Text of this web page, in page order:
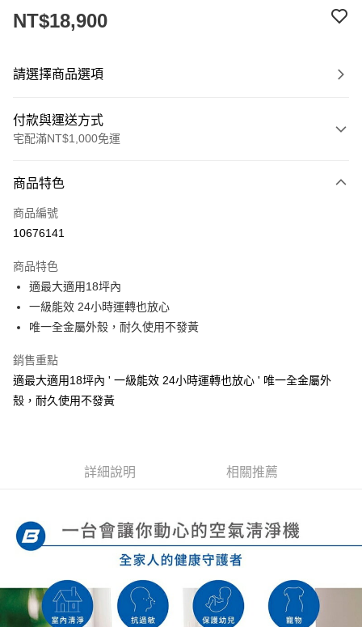
NT$18,900
請選擇商品選項
付款與運送方式
宅配滿NT$1,000免運
信用卡一次付款
LINE Pay
悠遊付
ATM付款
運送方式
宅配
每筆NT$100，滿NT$1,000(含以上)免運費
商品特色
商品編號
10676141
商品特色
適最大適用18坪內
一級能效 24小時運轉也放心
唯一全金屬外殼，耐久使用不發黃
銷售重點
適最大適用18坪內 ' 一級能效 24小時運轉也放心 ' 唯一全金屬外
殼，耐久使用不發黃
詳細說明 相關推薦